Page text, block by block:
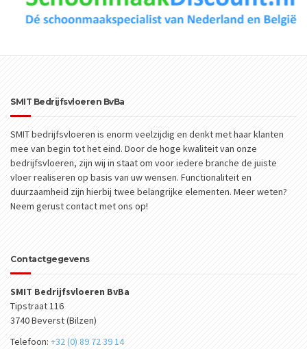
SMIT Bedrijfsvloeren BvBa
SMIT bedrijfsvloeren is enorm veelzijdig en denkt met haar klanten
mee van begin tot het eind. Door de hoge kwaliteit van onze
bedrijfsvloeren, zijn wij in staat om voor iedere branche de juiste
vloer realiseren op basis van uw wensen. Functionaliteit en
duurzaamheid zijn hierbij twee belangrijke elementen. Meer weten?
Neem gerust contact met ons op!
Contactgegevens
SMIT Bedrijfsvloeren BvBa
Tipstraat 116
3740 Beverst (Bilzen)
Telefoon: +32 (0) 89 72 39 14